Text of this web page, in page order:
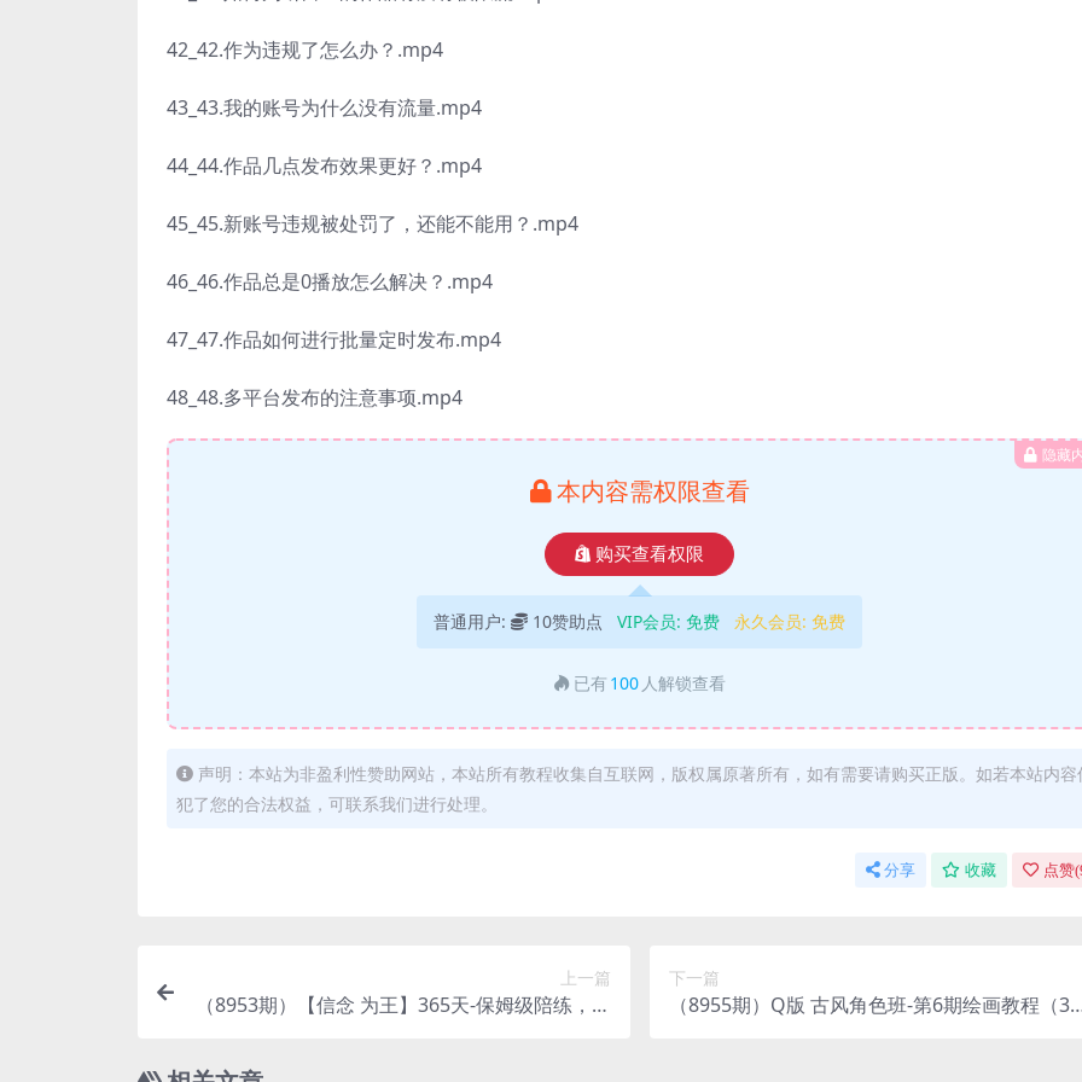
42_42.作为违规了怎么办？.mp4
43_43.我的账号为什么没有流量.mp4
44_44.作品几点发布效果更好？.mp4
45_45.新账号违规被处罚了，还能不能用？.mp4
46_46.作品总是0播放怎么解决？.mp4
47_47.作品如何进行批量定时发布.mp4
48_48.多平台发布的注意事项.mp4
隐藏
本内容需权限查看
购买查看权限
普通用户: 10赞助点 VIP会员: 免费 永久会员: 免费
已有 100 人解锁查看
声明：本站为非盈利性赞助网站，本站所有教程收集自互联网，版权属原著所有，如有需要请购买正版。如若本站内容
犯了您的合法权益，可联系我们进行处理。
分享 收藏 点赞(
上一篇
（8953期）【信念 为王】365天-保姆级陪练，镜
下一篇
（8955期）Q版 古风角色班-第6期绘画教程（39